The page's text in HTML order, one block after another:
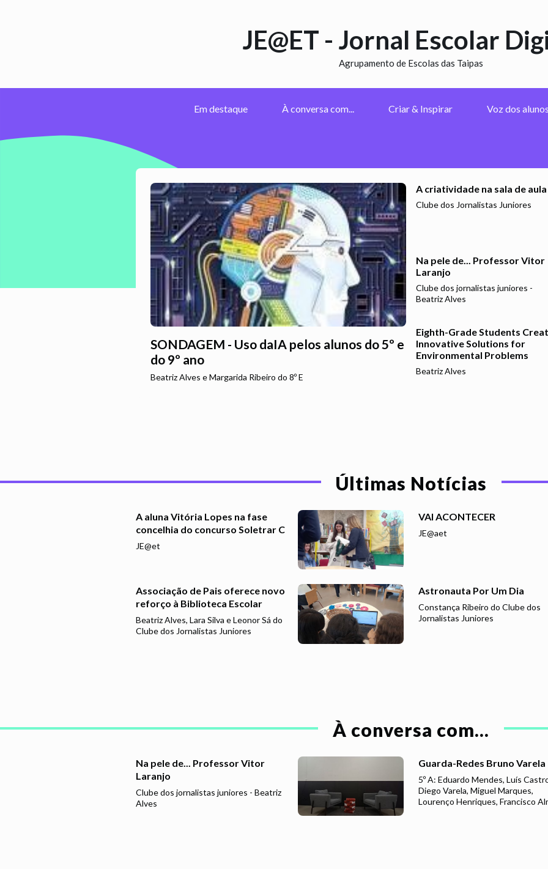
JE@ET - Jornal Escolar
Agrupamento de Escolas das Taipas
Em destaque À conversa com... Criar & Inspirar Voz dos
SONDAGEM - Uso daIA pelos alunos do 5º e
do 9º ano
Beatriz Alves e Margarida Ribeiro do 8º E
A criatividade na sala de aula
Clube dos Jornalistas Juniores
Na pele de... Professor Vitor
Laranjo
Clube dos jornalistas juniores -
Beatriz Alves
Eighth-Grade Students
Innovative Solutions for
Environmental Problems
Beatriz Alves
Últimas Notícias
A aluna Vitória Lopes na fase
concelhia do concurso Soletrar C
JE@et
VAI ACONTECER
JE@aet
Associação de Pais oferece novo
reforço à Biblioteca Escolar
Beatriz Alves, Lara Silva e Leonor Sá do
Clube dos Jornalistas Juniores
Astronauta Por Um Dia
Constança Ribeiro do Clube dos
Jornalistas Juniores
À conversa com...
Na pele de... Professor Vitor
Laranjo
Clube dos jornalistas juniores - Beatriz
Alves
Guarda-Redes Bruno Varela
5º A: Eduardo Mendes, Luís
Diego Varela, Miguel Marques,
Lourenço Henriques, Francisco